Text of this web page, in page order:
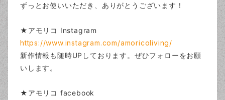
ずっとお使いいただき、ありがとうございます！
★アモリコ Instagram
https://www.instagram.com/amoricoliving/
新作情報も随時UPしております。ぜひフォローをお願
いします。
★アモリコ facebook